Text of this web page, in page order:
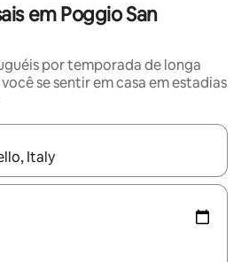
em Poggio San
por temporada de longa
se sentir em casa em estadias
estiverem disponíveis, explore-os